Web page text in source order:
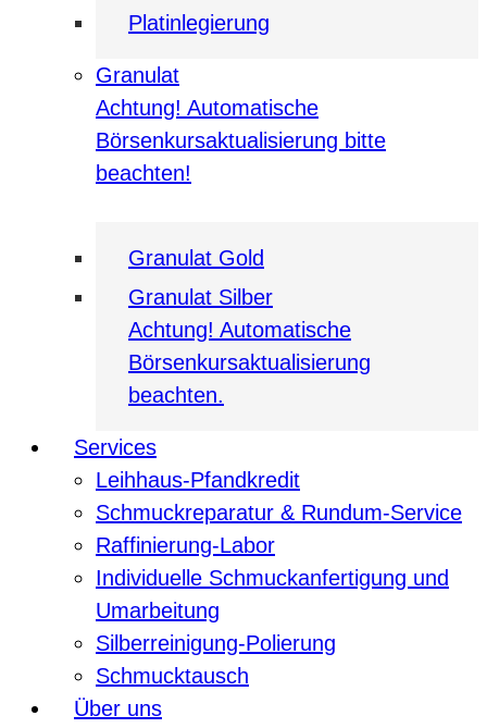
Platinlegierung
Granulat
Achtung! Automatische
Börsenkursaktualisierung bitte
beachten!
Granulat Gold
Granulat Silber
Achtung! Automatische
Börsenkursaktualisierung
beachten.
Services
Leihhaus-Pfandkredit
Schmuckreparatur & Rundum-Service
Raffinierung-Labor
Individuelle Schmuckanfertigung und
Umarbeitung
Silberreinigung-Polierung
Schmucktausch
Über uns